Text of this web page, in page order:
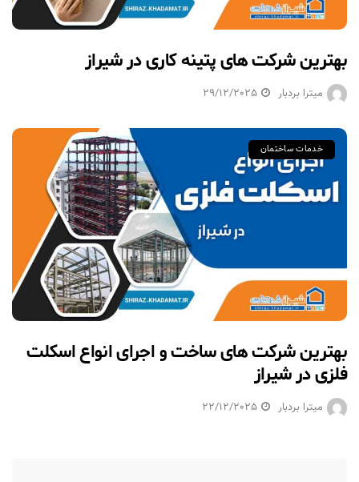
بهترین شرکت های پتینه کاری در شیراز
میترا بردبار 29/12/2025
خدمات ساختمان
بهترین شرکت های ساخت و اجرای انواع اسکلت
فلزی در شیراز
میترا بردبار 22/12/2025